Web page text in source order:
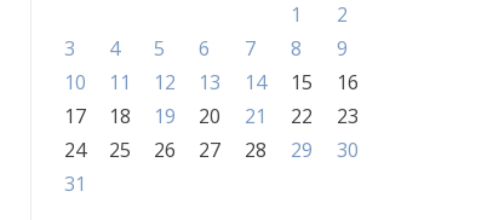
1
2
3
4 5 6 7 8
9
10
11 12 13 14 15
16
17
18 19 20 21 22
23
24
25 26 27 28 29
30
31